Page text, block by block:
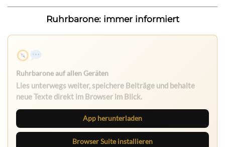
Ruhrbarone: immer informiert
Ruhrbarone auf allen Geräten
Lies unterwegs weiter, speichere Beiträge und behalte
neue Texte direkt im Browser im Blick.
App herunterladen
Browser Suite installieren